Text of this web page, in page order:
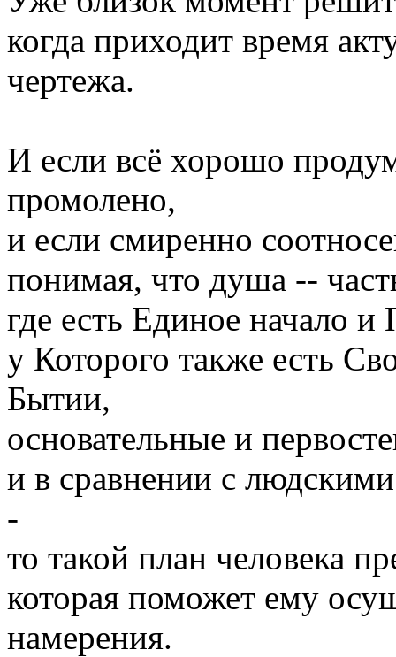
когда приходит время
чертежа.
И если всё хорошо
промолено,
и если смиренно
понимая, что душа --
где есть Единое начало и
у Которого также есть
Бытии,
основательные и
и в сравнении с
-
то такой план человека
которая поможет ему
намерения.